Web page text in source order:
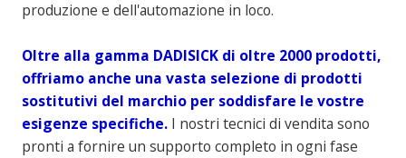
produzione e dell'automazione in loco.
Oltre alla gamma DADISICK di oltre 2000 prodotti,
offriamo anche una vasta selezione di prodotti
sostitutivi del marchio per soddisfare le vostre
esigenze specifiche. I nostri tecnici di vendita sono
pronti a fornire un supporto completo in ogni fase